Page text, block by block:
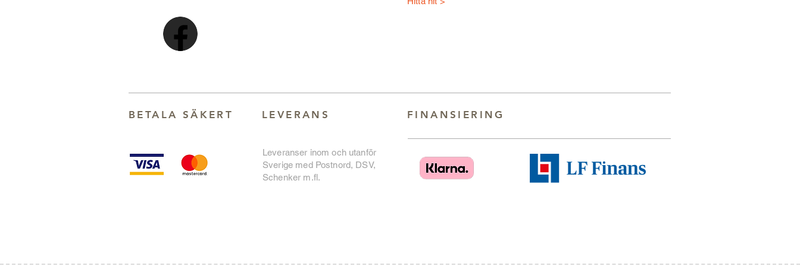
BETALA SÄKER T LEVERANS FINANSIERING
Leveranser inom och utanför
Sverige med Postnord, DSV,
Schenker m.fl.